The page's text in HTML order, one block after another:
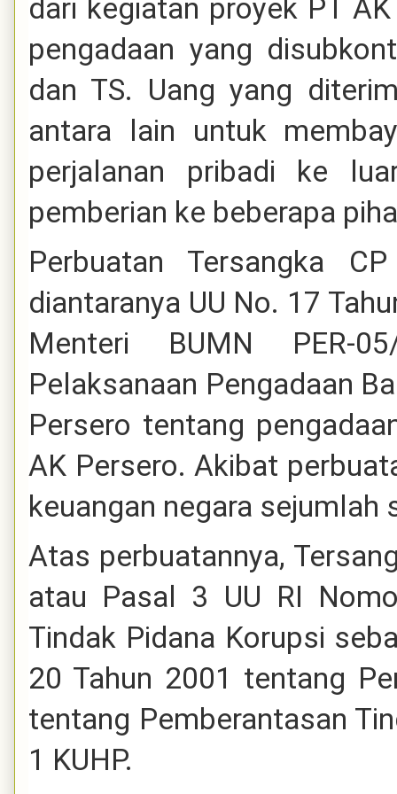
dari kegiatan proyek PT
pengadaan yang
dan TS. Uang yang
antara lain untuk
perjalanan pribadi ke
pemberian ke beberapa
Perbuatan Tersangka
diantaranya UU No. 17
Menteri BUMN PER-
Pelaksanaan Pengadaan
Persero tentang
AK Persero. Akibat
keuangan negara sejumlah
Atas perbuatannya,
atau Pasal 3 UU RI
Tindak Pidana Korupsi
20 Tahun 2001 tentang
tentang Pemberantasan
1 KUHP.